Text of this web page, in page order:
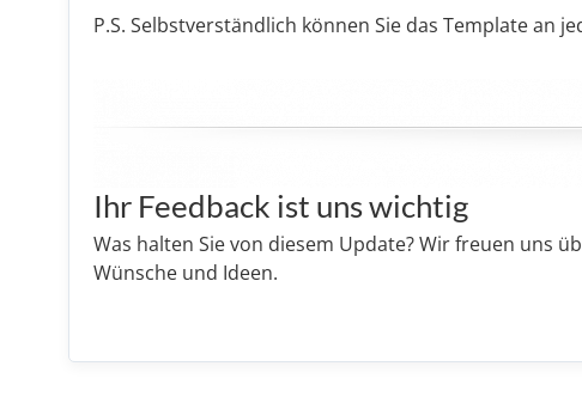
P.S. Selbstverständlich können Sie das Template an
Ihr Feedback ist uns wichtig
Was halten Sie von diesem Update? Wir freuen uns
Wünsche und Ideen.